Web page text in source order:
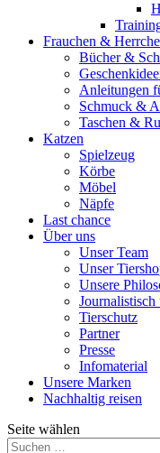
Frauchen &
Bücher &
Anleitungen
Schmuck &
Taschen &
Katzen
Spielzeug
Körbe
Möbel
Näpfe
Last chance
Über uns
Unser Team
Unser
Unsere
Journalistisch
Tierschutz
Partner
Presse
Infomaterial
Unsere Marken
Nachhaltig reisen
Seite wählen